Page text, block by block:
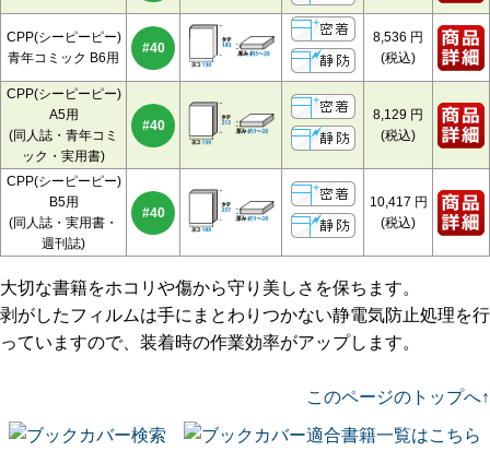
CPP(シーピーピー)
青年コミック B6用
#40
8,536 円
(税込)
CPP(シーピーピー)
A5用
(同人誌・青年コミ
ック・実用書)
#40
8,129 円
(税込)
CPP(シーピーピー)
B5用
(同人誌・実用書・
週刊誌)
#40
10,417 円
(税込)
大切な書籍をホコリや傷から守り美しさを保ちます。
剥がしたフィルムは手にまとわりつかない静電気防止処理を行
っていますので、装着時の作業効率がアップします。
このページのトップへ↑